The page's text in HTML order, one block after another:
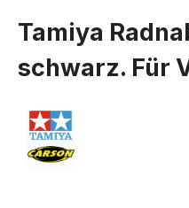
Tamiya
schwarz. Für